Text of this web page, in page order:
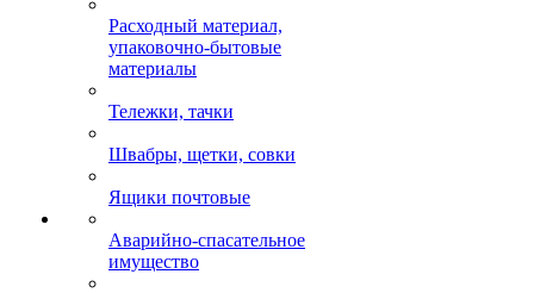
Расходный материал,
упаковочно-бытовые
материалы
Тележки, тачки
Швабры, щетки, совки
Ящики почтовые
Аварийно-спасательное
имущество